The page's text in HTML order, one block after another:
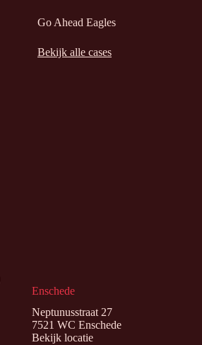
Enschede
Neptunusstraat 27
7521 WC Enschede
Bekijk locatie
Go Ahead Eagles
Bekijk alle cases